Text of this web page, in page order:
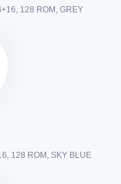
128 ROM, GREY
128 ROM, SKY BLUE